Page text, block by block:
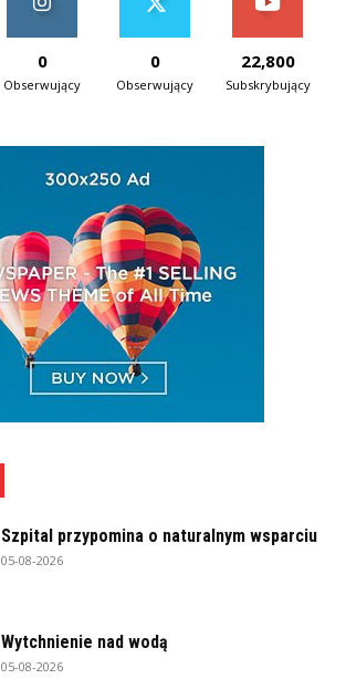
0
Obserwujący
0
Obserwujący
22,800
Subskrybujący
Szpital przypomina o naturalnym wsparciu
05-08-2026
Wytchnienie nad wodą
05-08-2026